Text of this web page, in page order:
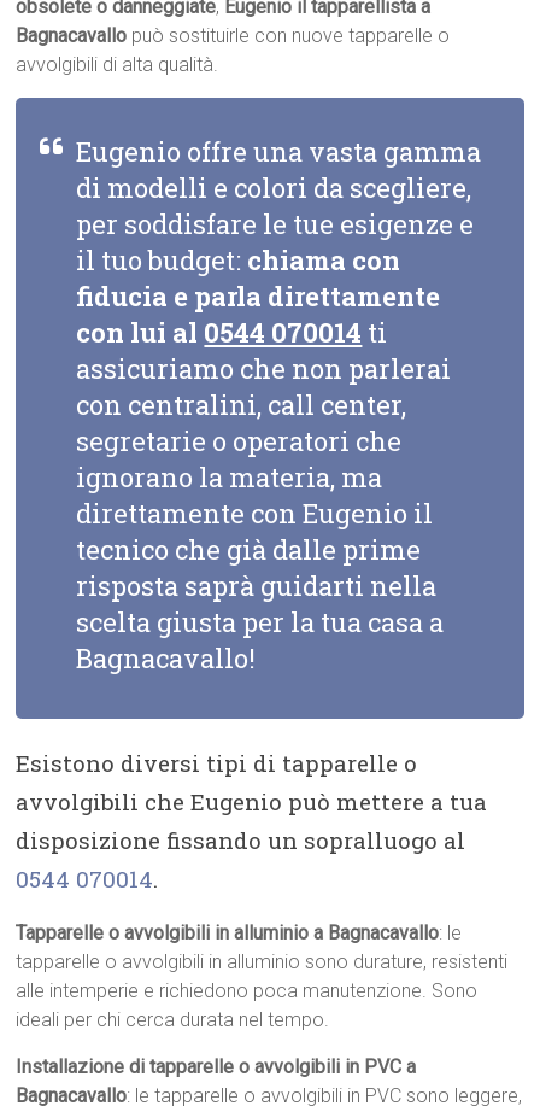
obsolete o danneggiate, Eugenio il tapparellista a
Bagnacavallo può sostituirle con nuove tapparelle o
avvolgibili di alta qualità.
Eugenio offre una vasta gamma
di modelli e colori da scegliere,
per soddisfare le tue esigenze e
il tuo budget: chiama con
fiducia e parla direttamente
con lui al 0544 070014 ti
assicuriamo che non parlerai
con centralini, call center,
segretarie o operatori che
ignorano la materia, ma
direttamente con Eugenio il
tecnico che già dalle prime
risposta saprà guidarti nella
scelta giusta per la tua casa a
Bagnacavallo!
Esistono diversi tipi di tapparelle o
avvolgibili che Eugenio può mettere a tua
disposizione fissando un sopralluogo al
0544 070014.
Tapparelle o avvolgibili in alluminio a Bagnacavallo: le
tapparelle o avvolgibili in alluminio sono durature, resistenti
alle intemperie e richiedono poca manutenzione. Sono
ideali per chi cerca durata nel tempo.
Installazione di tapparelle o avvolgibili in PVC a
Bagnacavallo: le tapparelle o avvolgibili in PVC sono leggere,